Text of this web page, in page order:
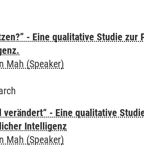
- Eine qualitative Studie
Mah (Speaker)
- Eine qualitative
Intelligenz
Mah (Speaker)